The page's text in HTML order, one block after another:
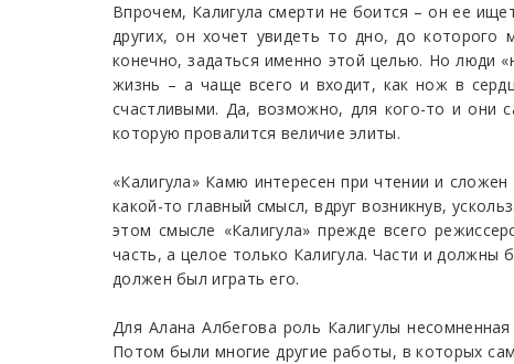
Впрочем, Калигула смерти не боится – он ее
других, он хочет увидеть то дно, до которого
конечно, задаться именно этой целью. Но люди
жизнь – а чаще всего и входит, как нож в
счастливыми. Да, возможно, для кого-то и они
которую провалится величие элиты.
«Калигула» Камю интересен при чтении и
какой-то главный смысл, вдруг возникнув,
этом смысле «Калигула» прежде всего
часть, а целое только Калигула. Части и должны
должен был играть его.
Для Алана Албегова роль Калигулы
Потом были многие другие работы, в которых